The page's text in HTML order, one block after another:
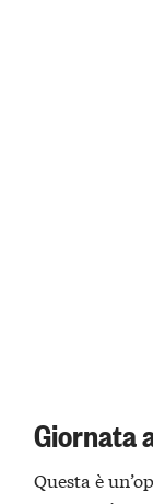
Giornata
Questa è